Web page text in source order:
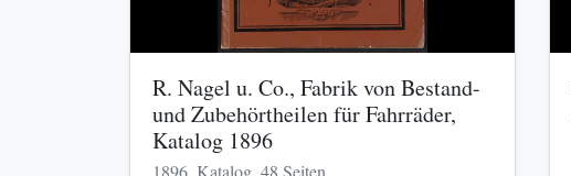
R. Nagel u. Co., Fabrik von Bestand-
und Zubehörtheilen für Fahrräder,
Katalog 1896
1896, Katalog, 48 Seiten